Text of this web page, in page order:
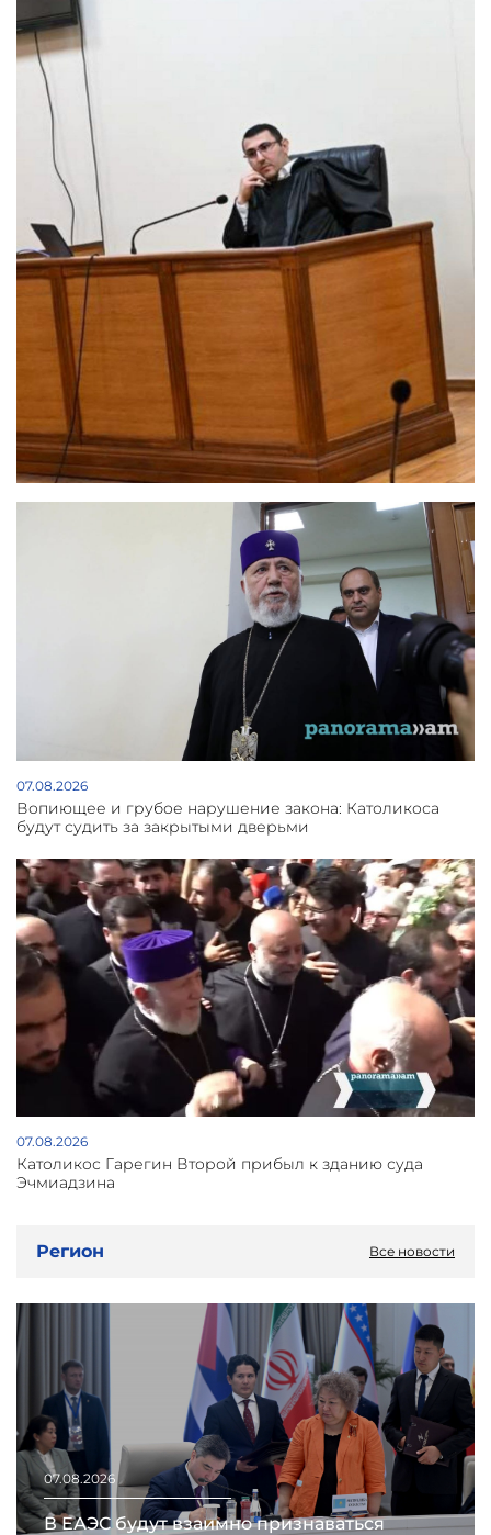
07.08.2026
Вопиющее и грубое нарушение закона: Католикоса
будут судить за закрытыми дверьми
07.08.2026
Католикос Гарегин Второй прибыл к зданию суда
Эчмиадзина
Регион Все новости
07.08.2026
В ЕАЭС будут взаимно признаваться